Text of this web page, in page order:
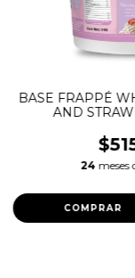
BASE FRAPPÉ
AND
24 meses